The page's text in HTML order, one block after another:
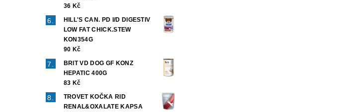
36 Kč
HILL'S CAN. PD I/D DIGESTIV
LOW FAT CHICK.STEW
KON354G
90 Kč
BRIT VD DOG GF KONZ
HEPATIC 400G
83 Kč
TROVET KOČKA RID
RENAL&OXALATE KAPSA